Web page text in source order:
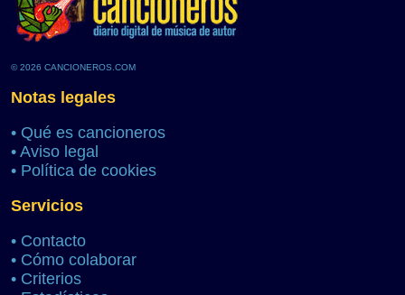
© 2026 CANCIONEROS.COM
Notas legales
• Qué es cancioneros
• Aviso legal
• Política de cookies
Servicios
• Contacto
• Cómo colaborar
• Criterios